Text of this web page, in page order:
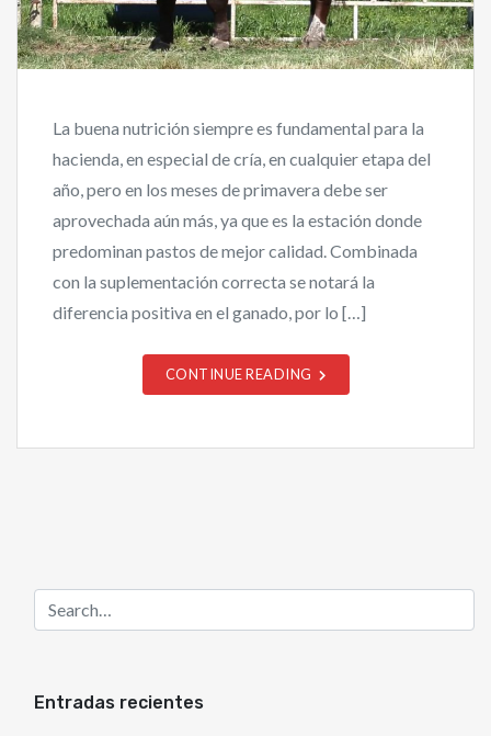
La buena nutrición siempre es fundamental para la
hacienda, en especial de cría, en cualquier etapa del
año, pero en los meses de primavera debe ser
aprovechada aún más, ya que es la estación donde
predominan pastos de mejor calidad. Combinada
con la suplementación correcta se notará la
diferencia positiva en el ganado, por lo […]
CONTINUE READING
Entradas recientes